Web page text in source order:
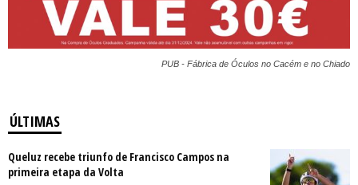
PUB - Fábrica de Óculos no Cacém e no Chiado
ÚLTIMAS
Queluz recebe triunfo de Francisco Campos na
primeira etapa da Volta